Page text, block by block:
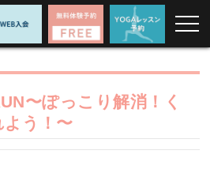
〜ぽっこり解消！く
よう！〜